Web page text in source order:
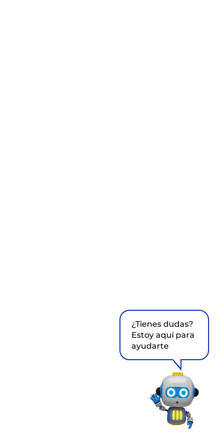
¿Tienes dudas?
Estoy aquí para
ayudarte